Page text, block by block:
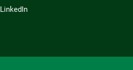
LinkedIn